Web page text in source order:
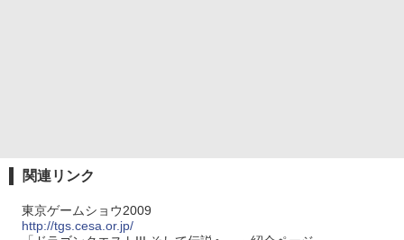
関連リンク
東京ゲームショウ2009
http://tgs.cesa.or.jp/